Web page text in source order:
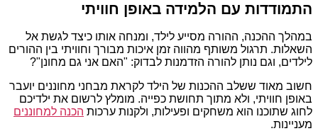
התמודדות עם הלמידה באופן חוויתי
במהלך ההכנה, ההורה מסייע לילד, ומנחה אותו כיצד לגשת אל
השאלות. תרגול משותף מהווה זמן איכות מבורך וחוויתי בין ההורים
לילדים, וגם נותן להורה הזדמנות לבדוק: "האם אני גם מחונן"?
חשוב מאוד ששלב ההכנות של הילד לקראת מבחני מחוננים יועבר
באופן חוויתי, ולא מתוך תחושת כפייה. מומלץ לרשום את ילדיכם
לחוג שתוכנו הוא משחקים ופעילות, ולקנות ערכות הכנה למחוננים
מעניינות.